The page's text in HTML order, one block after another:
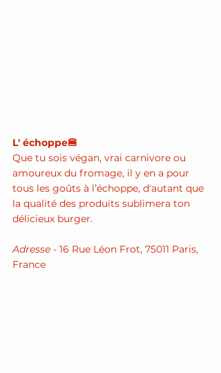
L' échoppe🍔
Que tu sois végan, vrai carnivore ou
amoureux du fromage, il y en a pour
tous les goûts à l’échoppe, d'autant que
la qualité des produits sublimera ton
délicieux burger.
Adresse - 16 Rue Léon Frot, 75011 Paris,
France